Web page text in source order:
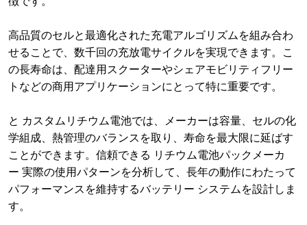
高品質のセルと最適化された充電アルゴリズムを組み合わ
せることで、数千回の充放電サイクルを実現できます。こ
の長寿命は、配達用スクーターやシェアモビリティフリー
トなどの商用アプリケーションにとって特に重要です。
と カスタムリチウム電池では、メーカーは容量、セルの化
学組成、熱管理のバランスを取り、寿命を最大限に延ばす
ことができます。信頼できる リチウム電池パックメーカ
ー 実際の使用パターンを分析して、長年の動作にわたって
パフォーマンスを維持するバッテリー システムを設計しま
す。